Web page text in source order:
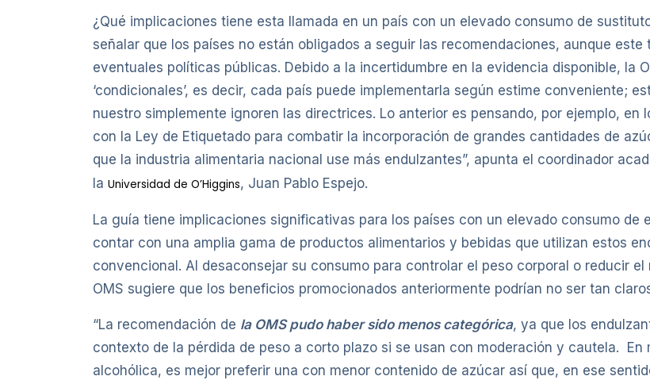
¿Qué implicaciones tiene esta llamada en un país con un elevado consumo de
señalar que los países no están obligados a seguir las recomendaciones, aunque
eventuales políticas públicas. Debido a la incertidumbre en la evidencia disponible, la
‘condicionales’, es decir, cada país puede implementarla según estime conveniente;
nuestro simplemente ignoren las directrices. Lo anterior es pensando, por ejemplo,
con la Ley de Etiquetado para combatir la incorporación de grandes cantidades de
que la industria alimentaria nacional use más endulzantes”, apunta el coordinador
la Universidad de O’Higgins, Juan Pablo Espejo.
La guía tiene implicaciones significativas para los países con un elevado consumo de
contar con una amplia gama de productos alimentarios y bebidas que utilizan estos
convencional. Al desaconsejar su consumo para controlar el peso corporal o reducir
OMS sugiere que los beneficios promocionados anteriormente podrían no ser tan
“La recomendación de la OMS pudo haber sido menos categórica, ya que los
contexto de la pérdida de peso a corto plazo si se usan con moderación y cautela.
alcohólica, es mejor preferir una con menor contenido de azúcar así que, en ese